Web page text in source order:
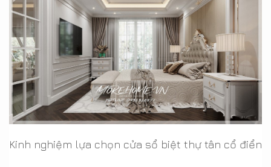
Kinh nghiệm lựa chọn cửa sổ biệt thự tân cổ điển